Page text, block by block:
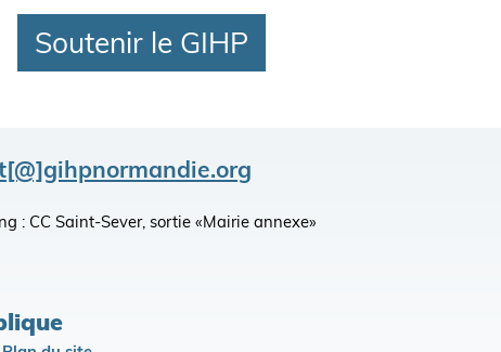
Soutenir le GIHP
: CC Saint-Sever, sortie «Mairie annexe»